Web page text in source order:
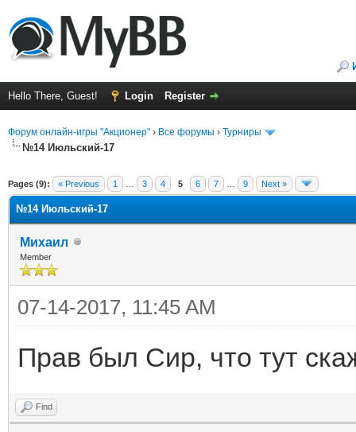
Hello There, Guest! Login Register
Форум онлайн-игры "Акционер" › Все форумы › Турниры
№14 Июльский-17
Pages (9): « Previous 1 3 4 5 6 7 9 Next »
№14 Июльский-17
Михаил
Member
07-14-2017, 11:45 AM
Прав был Сир, что тут
Find